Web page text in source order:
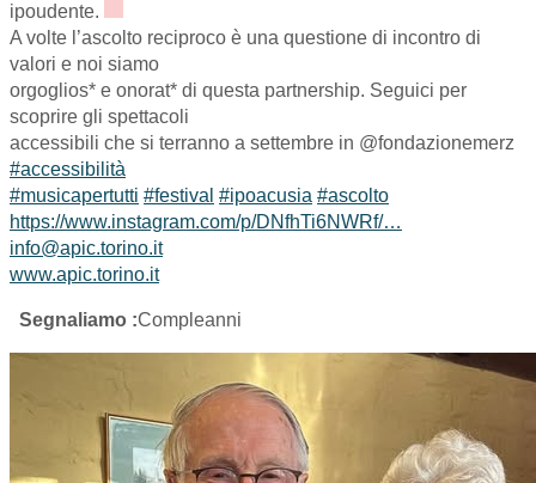
ipoudente.
A volte l’ascolto reciproco è una questione di incontro di
valori e noi siamo
orgoglios* e onorat* di questa partnership. Seguici per
scoprire gli spettacoli
accessibili che si terranno a settembre in @fondazionemerz
#accessibilità
#musicapertutti #festival #ipoacusia #ascolto
https://www.instagram.com/p/DNfhTi6NWRf/…
info@apic.torino.it
www.apic.torino.it
Segnaliamo :Compleanni